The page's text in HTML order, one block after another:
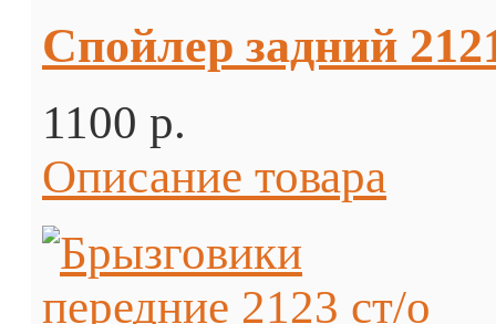
Спойлер задний
1100 p.
Описание товара